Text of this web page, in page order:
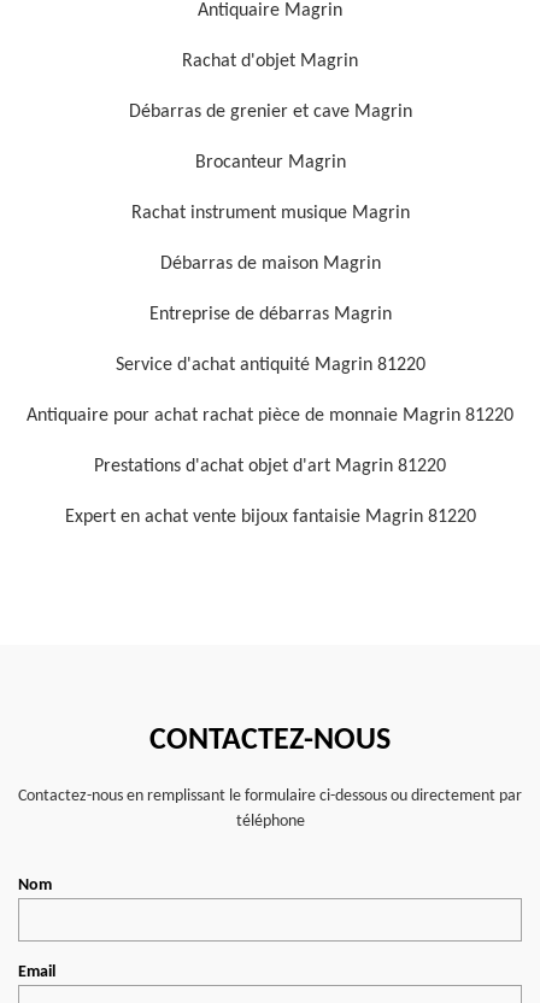
Antiquaire Magrin
Rachat d'objet Magrin
Débarras de grenier et cave Magrin
Brocanteur Magrin
Rachat instrument musique Magrin
Débarras de maison Magrin
Entreprise de débarras Magrin
Service d'achat antiquité Magrin 81220
Antiquaire pour achat rachat pièce de monnaie Magrin 81220
Prestations d'achat objet d'art Magrin 81220
Expert en achat vente bijoux fantaisie Magrin 81220
CONTACTEZ-NOUS
Contactez-nous en remplissant le formulaire ci-dessous ou directement par
téléphone
Nom
Email